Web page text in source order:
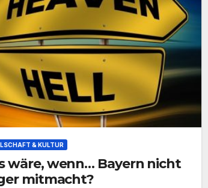
& KULTUR
wäre, wenn… Bayern nicht
mitmacht?